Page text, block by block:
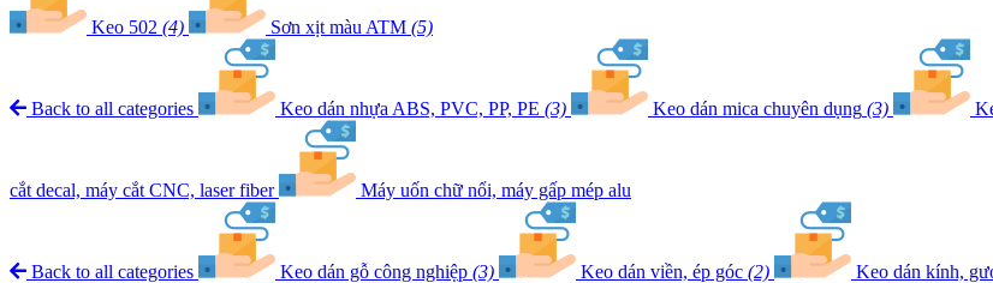
Keo 502 (4) Sơn xịt màu ATM (5)
Back to all categories Keo dán nhựa ABS, PVC, PP, PE (3) Keo dán mica chuyên dụng (3)
cắt decal, máy cắt CNC, laser fiber Máy uốn chữ nổi, máy gấp mép alu
Back to all categories Keo dán gỗ công nghiệp (3) Keo dán viền, ép góc (2) Keo dán kính,